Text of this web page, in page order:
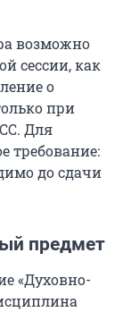
возможно
сессии, как
о
при
Для
требование:
до сдачи
предмет
«Духовно-